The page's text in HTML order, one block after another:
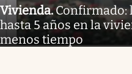
Vivienda.Confirmado:
hasta 5 años en la
menos tiempo